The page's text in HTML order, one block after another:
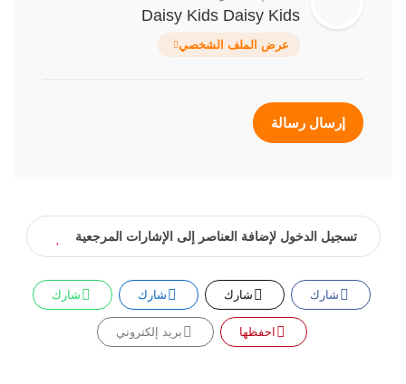
Daisy Kids Daisy Kids
عرض الملف الشخصي
إرسال رسالة
تسجيل الدخول لإضافة العناصر إلى الإشارات المرجعية
شارك شارك شارك شارك
احفظها بريد إلكتروني